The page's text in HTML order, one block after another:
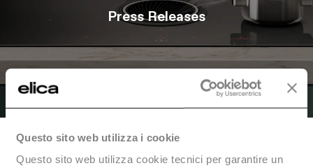
Questo sito web utilizza i cookie
Questo sito web utilizza cookie tecnici per garantire un
Press Releases
Home|Financial Press Releases|Filing of the Minutes of the Ordinary
Shareholders'...